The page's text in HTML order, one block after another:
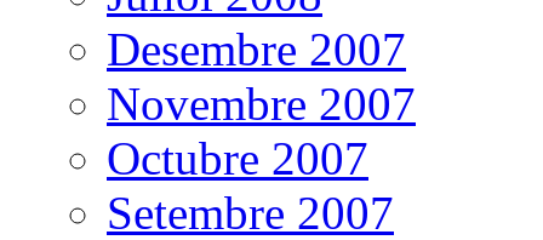
Desembre 2007
Novembre 2007
Octubre 2007
Setembre 2007